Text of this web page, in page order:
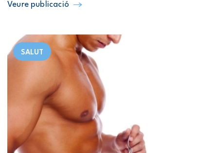
Veure publicació
SALUT